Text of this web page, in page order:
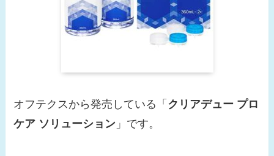
オフテクスから発売している「 クリアデュー プロ
ケア ソリューション 」です。